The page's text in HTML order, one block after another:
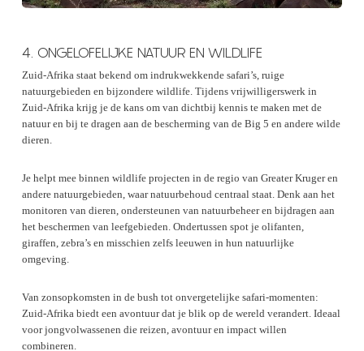
4. ONGELOFELIJKE NATUUR EN WILDLIFE
Zuid-Afrika staat bekend om indrukwekkende safari’s, ruige
natuurgebieden en bijzondere wildlife. Tijdens vrijwilligerswerk in
Zuid-Afrika krijg je de kans om van dichtbij kennis te maken met de
natuur en bij te dragen aan de bescherming van de Big 5 en andere wilde
dieren.
Je helpt mee binnen wildlife projecten in de regio van Greater Kruger en
andere natuurgebieden, waar natuurbehoud centraal staat. Denk aan het
monitoren van dieren, ondersteunen van natuurbeheer en bijdragen aan
het beschermen van leefgebieden. Ondertussen spot je olifanten,
giraffen, zebra’s en misschien zelfs leeuwen in hun natuurlijke
omgeving.
Van zonsopkomsten in de bush tot onvergetelijke safari-momenten:
Zuid-Afrika biedt een avontuur dat je blik op de wereld verandert. Ideaal
voor jongvolwassenen die reizen, avontuur en impact willen
combineren.